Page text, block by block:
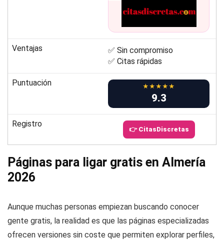
Ventajas
✅ Sin compromiso
✅ Citas rápidas
Puntuación ★★★★★
9.3
Registro
👉 CitasDiscretas
Páginas para ligar gratis en Almería
2026
Aunque muchas personas empiezan buscando conocer
gente gratis, la realidad es que las páginas especializadas
ofrecen versiones sin coste que permiten explorar perfiles,